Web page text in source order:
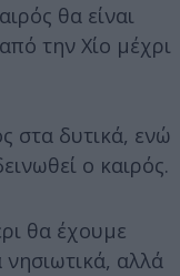
θα είναι
την Χίο μέχρι
στα δυτικά, ενώ
ο καιρός.
θα έχουμε
νησιωτικά, αλλά